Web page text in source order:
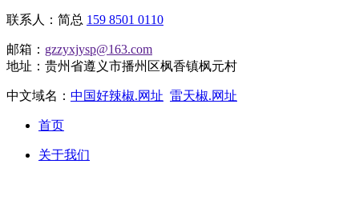
联系人：简总 159 8501 0110
邮箱： gzzyxjysp@163.com
地址：贵州省遵义市播州区枫香镇枫元村
中文域名： 中国好辣椒.网址 雷天椒.网址
首页
关于我们